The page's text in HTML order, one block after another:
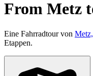
From Metz
Eine Fahrradtour von
Etappen.